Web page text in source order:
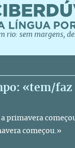
rio: sem margens,
«tem/faz
a primavera
começou.»